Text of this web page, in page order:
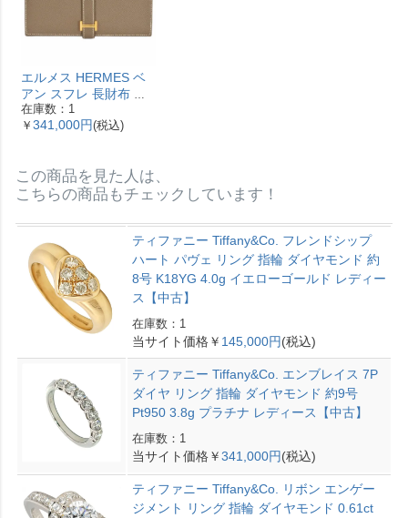
エルメス HERMES ベ
アン スフレ 長財布 ヴ
ォーエプソン Y刻印 エ
トゥープ ゴールド金具
在庫数：1
￥ 341,000円(税込)
この商品を見た人は、
こちらの商品もチェックしています！
ティファニー Tiffany&Co. フレンドシップ
ハート パヴェ リング 指輪 ダイヤモンド 約
8号 K18YG 4.0g イエローゴールド レディー
ス【中古】
在庫数：1
当サイト価格￥ 145,000円(税込)
ティファニー Tiffany&Co. エンブレイス 7P
ダイヤ リング 指輪 ダイヤモンド 約9号
Pt950 3.8g プラチナ レディース【中古】
在庫数：1
当サイト価格￥341,000円(税込)
ティファニー Tiffany&Co. リボン エンゲー
ジメント リング 指輪 ダイヤモンド 0.61ct